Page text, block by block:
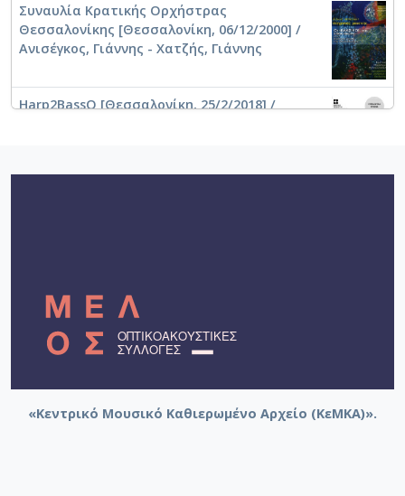
Συναυλία Κρατικής Ορχήστρας
Θεσσαλονίκης [Θεσσαλονίκη, 06/12/2000] /
Ανισέγκος, Γιάννης - Χατζής, Γιάννης
Harp2BassO [Θεσσαλονίκη, 25/2/2018] /
«Κεντρικό Μουσικό Καθιερωμένο Αρχείο (ΚεΜΚΑ)».